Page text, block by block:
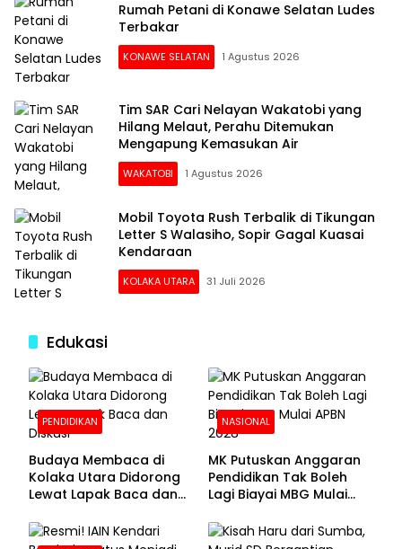
Rumah Petani di Konawe Selatan Ludes
Terbakar
KONAWE SELATAN 1 Agustus 2026
Tim SAR Cari Nelayan Wakatobi yang
Hilang Melaut, Perahu Ditemukan
Mengapung Kemasukan Air
WAKATOBI 1 Agustus 2026
Mobil Toyota Rush Terbalik di Tikungan
Letter S Walasiho, Sopir Gagal Kuasai
Kendaraan
KOLAKA UTARA 31 Juli 2026
Edukasi
PENDIDIKAN
Budaya Membaca di
Kolaka Utara Didorong
Lewat Lapak Baca dan
NASIONAL
MK Putuskan Anggaran
Pendidikan Tak Boleh
Lagi Biayai MBG Mulai